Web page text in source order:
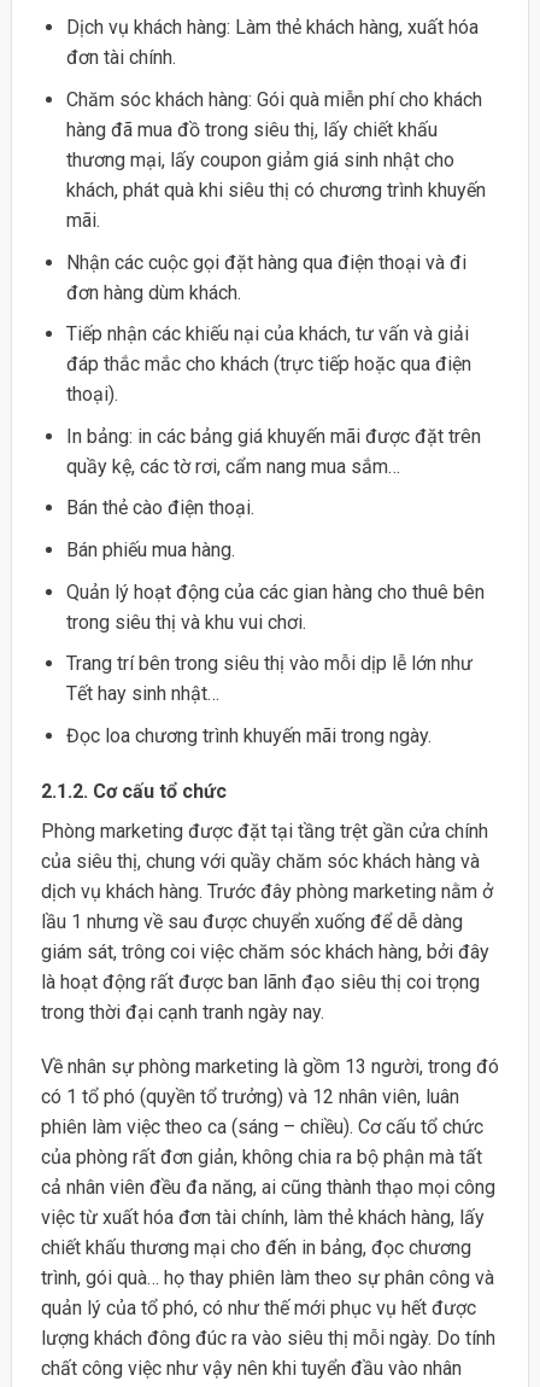
Dịch vụ khách hàng: Làm thẻ khách hàng, xuất hóa
đơn tài chính.
Chăm sóc khách hàng: Gói quà miễn phí cho khách
hàng đã mua đồ trong siêu thị, lấy chiết khấu
thương mại, lấy coupon giảm giá sinh nhật cho
khách, phát quà khi siêu thị có chương trình khuyến
mãi.
Nhận các cuộc gọi đặt hàng qua điện thoại và đi
đơn hàng dùm khách.
Tiếp nhận các khiếu nại của khách, tư vấn và giải
đáp thắc mắc cho khách (trực tiếp hoặc qua điện
thoại).
In bảng: in các bảng giá khuyến mãi được đặt trên
quầy kệ, các tờ rơi, cẩm nang mua sắm…
Bán thẻ cào điện thoại.
Bán phiếu mua hàng.
Quản lý hoạt động của các gian hàng cho thuê bên
trong siêu thị và khu vui chơi.
Trang trí bên trong siêu thị vào mỗi dịp lễ lớn như
Tết hay sinh nhật…
Đọc loa chương trình khuyến mãi trong ngày.
2.1.2. Cơ cấu tổ chức
Phòng marketing được đặt tại tầng trệt gần cửa chính
của siêu thị, chung với quầy chăm sóc khách hàng và
dịch vụ khách hàng. Trước đây phòng marketing nằm ở
lầu 1 nhưng về sau được chuyển xuống để dễ dàng
giám sát, trông coi việc chăm sóc khách hàng, bởi đây
là hoạt động rất được ban lãnh đạo siêu thị coi trọng
trong thời đại cạnh tranh ngày nay.
Về nhân sự phòng marketing là gồm 13 người, trong đó
có 1 tổ phó (quyền tổ trưởng) và 12 nhân viên, luân
phiên làm việc theo ca (sáng – chiều). Cơ cấu tổ chức
của phòng rất đơn giản, không chia ra bộ phận mà tất
cả nhân viên đều đa năng, ai cũng thành thạo mọi công
việc từ xuất hóa đơn tài chính, làm thẻ khách hàng, lấy
chiết khấu thương mại cho đến in bảng, đọc chương
trình, gói quà… họ thay phiên làm theo sự phân công và
quản lý của tổ phó, có như thế mới phục vụ hết được
lượng khách đông đúc ra vào siêu thị mỗi ngày. Do tính
chất công việc như vậy nên khi tuyển đầu vào nhân